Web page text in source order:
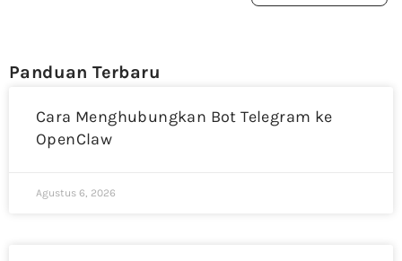
Panduan Terbaru
Cara Menghubungkan Bot Telegram ke
OpenClaw
Agustus 6, 2026